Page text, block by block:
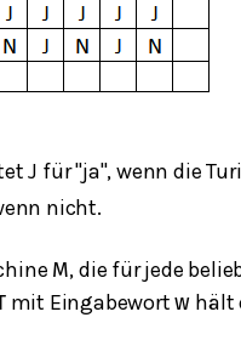
J für "ja", wenn die
nicht.
M, die für jede
mit Eingabewortw hält